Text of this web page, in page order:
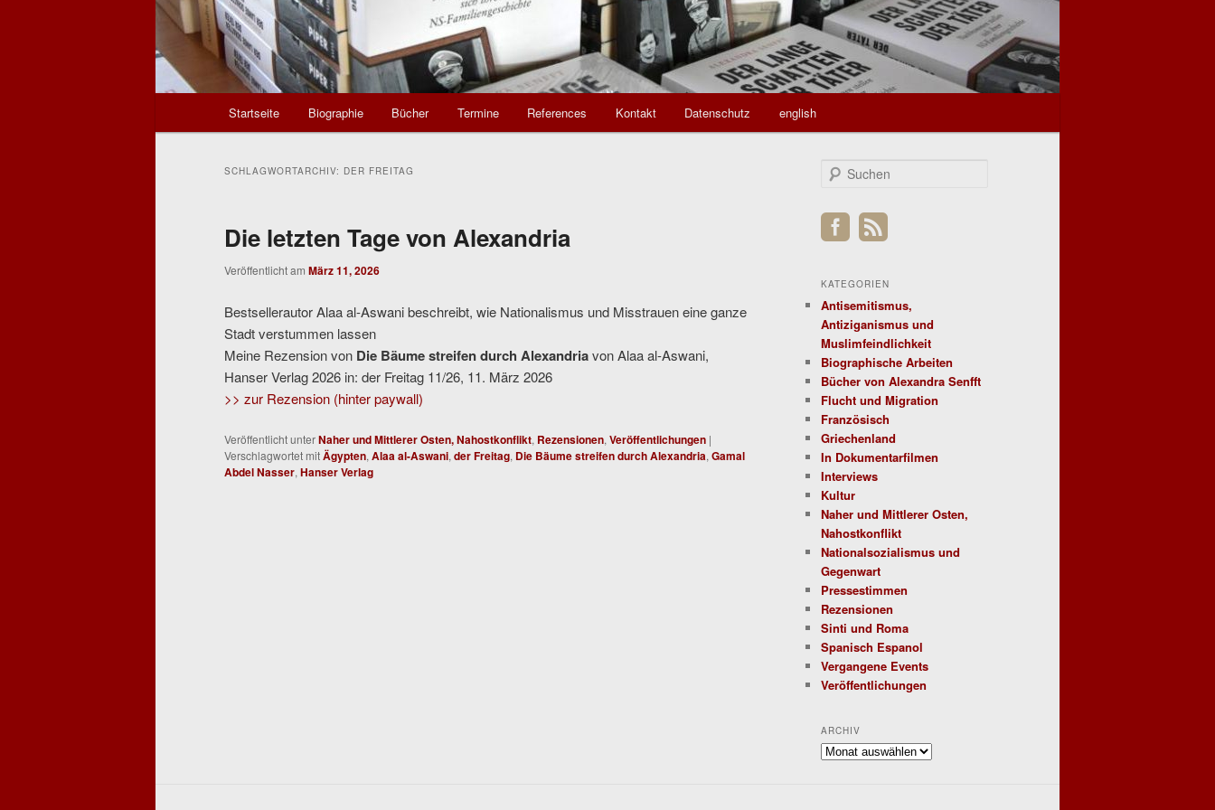
Startseite Biographie Bücher Termine References Kontakt Datenschutz english
SCHLAGWORTARCHIV: DER FREITAG
Die letzten Tage von Alexandria
Veröffentlicht am März 11, 2026
Bestsellerautor Alaa al-Aswani beschreibt, wie Nationalismus und Misstrauen eine ganze
Stadt verstummen lassen
Meine Rezension von Die Bäume streifen durch Alexandriavon Alaa al-Aswani,
Hanser Verlag 2026 in: der Freitag 11/26, 11. März 2026
>> zur Rezension (hinter paywall)
Veröffentlicht unterNaher und Mittlerer Osten, Nahostkonflikt, Rezensionen, Veröffentlichungen |
Verschlagwortet mitÄgypten, Alaa al-Aswani, der Freitag, Die Bäume streifen durch Alexandria, Gamal
Abdel Nasser, Hanser Verlag
h
e
KATEGORIEN
Antisemitismus,
Antiziganismus und
Muslimfeindlichkeit
Biographische Arbeiten
Bücher von Alexandra Senfft
Flucht und Migration
Französisch
Griechenland
In Dokumentarfilmen
Interviews
Kultur
Naher und Mittlerer Osten,
Nahostkonflikt
Nationalsozialismus und
Gegenwart
Pressestimmen
Rezensionen
Sinti und Roma
Spanisch Espanol
Vergangene Events
Veröffentlichungen
ARCHIV
Archiv